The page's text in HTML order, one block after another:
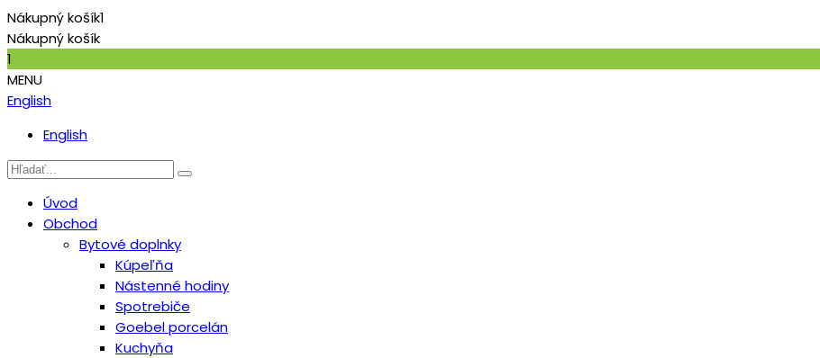
Nákupný košík1
Nákupný košík
1
MENU
English
English
Úvod
Obchod
Bytové doplnky
Kúpeľňa
Nástenné hodiny
Spotrebiče
Goebel porcelán
Kuchyňa